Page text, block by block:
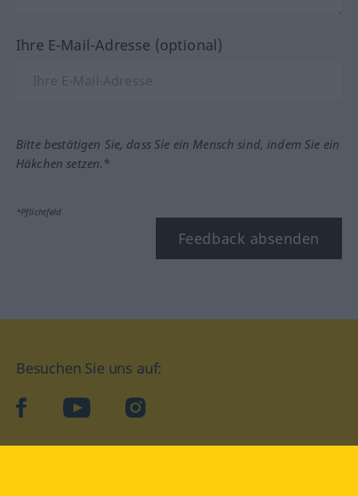
Ihre E-Mail-Adresse (optional)
Bitte bestätigen Sie, dass Sie ein Mensch sind, indem Sie ein
Häkchen setzen.*
*Pflichtfeld
Feedback absenden
Besuchen Sie uns auf:
facebookYouTube Instagram